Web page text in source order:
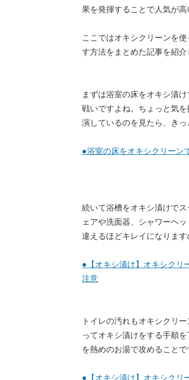
果を発揮することで人気が高
ここではオキシクリーンを
す方法をまとめた記事を紹介
まずは浴室の床をオキシ漬
戦いですよね。ちょっと気
演しているのを見たら、き
●浴室の床をオキシクリーン
続いて浴槽をオキシ漬けで
ェアや洗面器、シャワーヘ
違えるほどキレイになりま
●【オキシ漬け】オキシクリ
注意
トイレの汚れもオキシクリ
ってオキシ漬けをする手順
を熱めのお湯で攻めること
●【オキシ漬け】オキシクリ